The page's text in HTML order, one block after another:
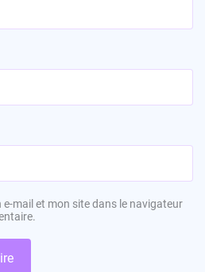
mail et mon site dans le navigateur